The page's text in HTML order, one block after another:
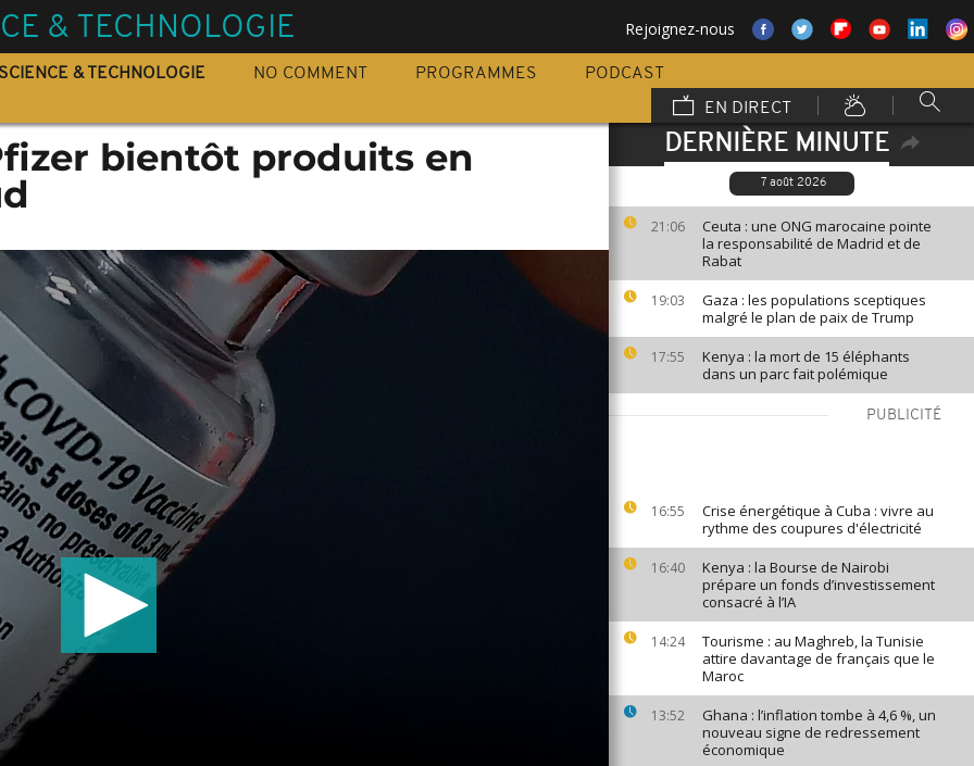
& TECHNOLOGIE Rejoignez-nous
SCIENCE & TECHNOLOGIE NO COMMENT PROGRAMMES
PODCAST
EN DIRECT
DERNIÈRE MINUTE
7 août 2026
21:06
Ceuta : une ONG marocaine pointe
la responsabilité de Madrid et de
Rabat
19:03
Gaza : les populations sceptiques
malgré le plan de paix de Trump
17:55
Kenya : la mort de 15 éléphants
dans un parc fait polémique
PUBLICITÉ
16:55
Crise énergétique à Cuba : vivre au
rythme des coupures d'électricité
16:40
Kenya : la Bourse de Nairobi
prépare un fonds d’investissement
consacré à l’IA
14:24
Tourisme : au Maghreb, la Tunisie
attire davantage de français que le
Maroc
13:52
Ghana : l’inflation tombe à 4,6 %, un
nouveau signe de redressement
économique
bientôt produits en